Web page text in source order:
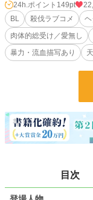
許せる方向けです。
本編は分岐点以降で展開
現在√α、√βの２本完結済
√ｃはのんびり更新予定。
8,944 位 /
1,861 位 /
お気に入り 567
24h.ポイント 149 pt
2026.04.30
24h.ポイント 149pt
BL
殺伐ラブコメ ヘ
肉体的総受け／愛無し
暴力・流血描写あり
目次